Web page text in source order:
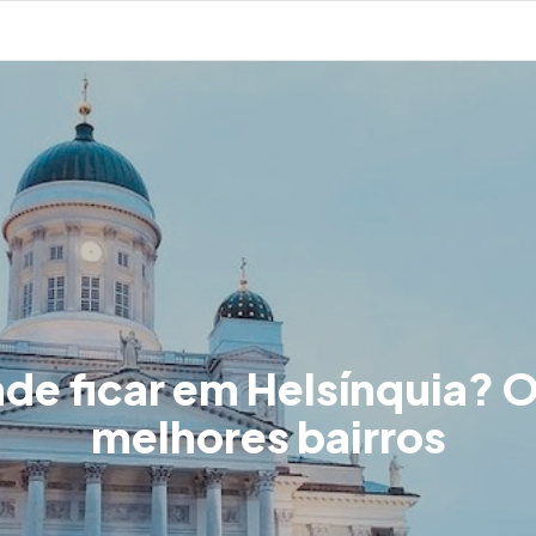
ficar em Helsínquia?
melhores bairros